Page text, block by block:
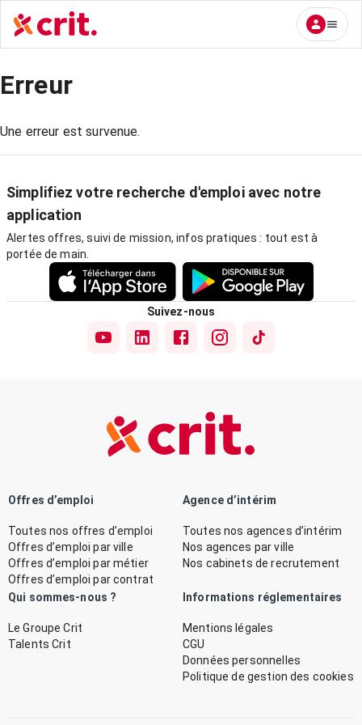
Erreur
Une erreur est survenue.
Simplifiez votre recherche d'emploi avec notre
application
Alertes offres, suivi de mission, infos pratiques : tout est à
portée de main.
Suivez-nous
Offres d’emploi
Toutes nos offres d’emploi
Offres d’emploi par ville
Offres d’emploi par métier
Offres d’emploi par contrat
Agence d’intérim
Toutes nos agences d’intérim
Nos agences par ville
Nos cabinets de recrutement
Qui sommes-nous ?
Le Groupe Crit
Talents Crit
Informations réglementaires
Mentions légales
CGU
Données personnelles
Politique de gestion des cookies